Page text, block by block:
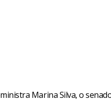
Marina Silva, o